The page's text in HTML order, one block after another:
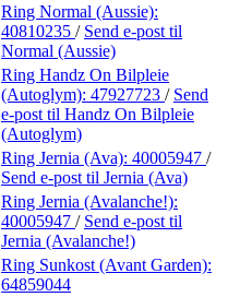
Ring Normal (Aussie):
40810235 / Send e-post til
Normal (Aussie)
Ring Handz On Bilpleie
(Autoglym): 47927723 / Send
e-post til Handz On Bilpleie
(Autoglym)
Ring Jernia (Ava): 40005947 /
Send e-post til Jernia (Ava)
Ring Jernia (Avalanche!):
40005947 / Send e-post til
Jernia (Avalanche!)
Ring Sunkost (Avant Garden):
64859044